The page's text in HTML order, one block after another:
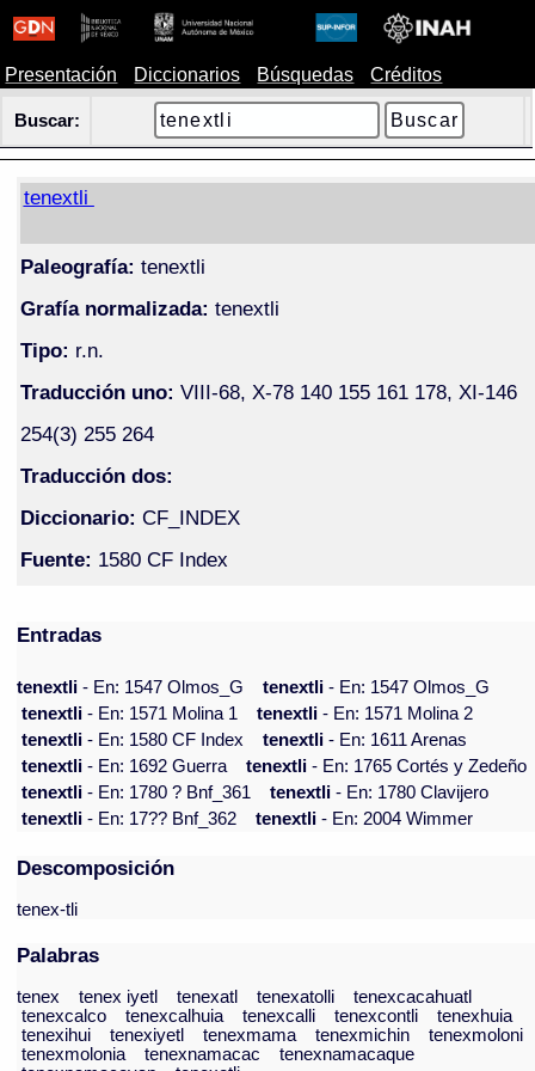
Presentación Diccionarios Búsquedas Créditos
Buscar:
tenextli
Paleografía: tenextli
Grafía normalizada: tenextli
Tipo: r.n.
Traducción uno: VIII-68, X-78 140 155 161 178, XI-146
254(3) 255 264
Traducción dos:
Diccionario: CF_INDEX
Fuente: 1580 CF Index
Entradas
tenextli- En: 1547 Olmos_G tenextli- En: 1547 Olmos_G
tenextli- En: 1571 Molina 1 tenextli- En: 1571 Molina 2
tenextli- En: 1580 CF Index tenextli- En: 1611 Arenas
tenextli- En: 1692 Guerra tenextli- En: 1765 Cortés y Zedeño
tenextli- En: 1780 ? Bnf_361 tenextli- En: 1780 Clavijero
tenextli- En: 17?? Bnf_362 tenextli- En: 2004 Wimmer
Descomposición
tenex-tli
Palabras
tenex tenex iyetl tenexatl tenexatolli
tenexcacahuatl
tenexcalco
tenexcalhuia tenexcalli tenexcontli
tenexhuia
tenexihui
tenexiyetl tenexmama tenexmichin
tenexmoloni
tenexmolonia
tenexnamacac
tenexnamacaque